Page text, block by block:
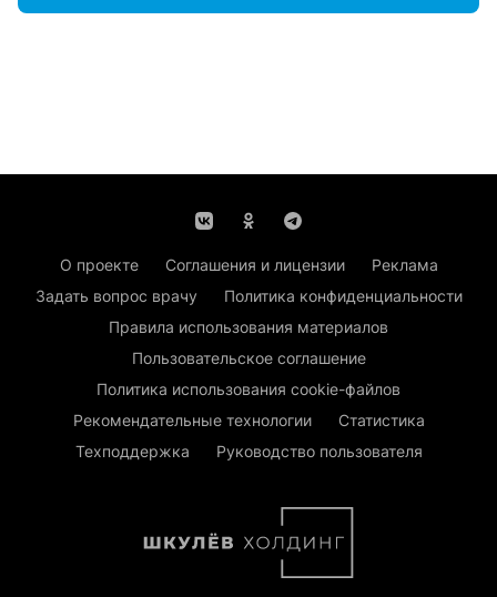
О проекте Соглашения и лицензии
Реклама
Задать вопрос врачу
Политика конфиденциальности
Правила использования материалов
Пользовательское соглашение
Политика использования cookie-файлов
Рекомендательные технологии
Статистика
Техподдержка
Руководство пользователя